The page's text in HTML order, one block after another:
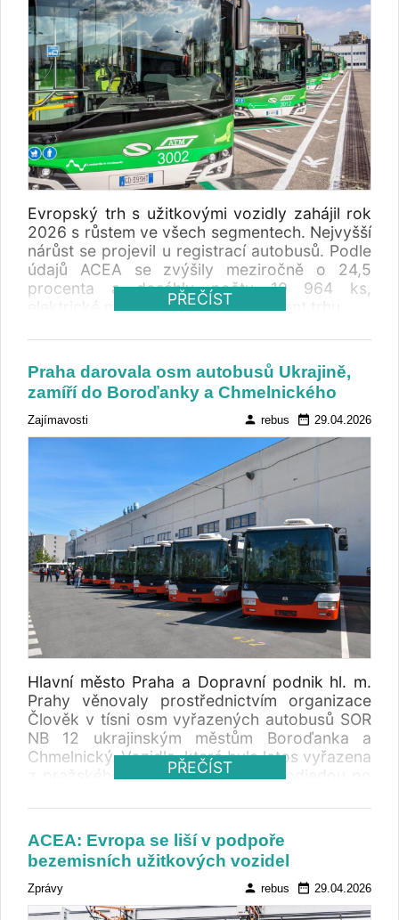
Evropský trh s užitkovými vozidly zahájil rok
2026 s růstem ve všech segmentech. Nejvyšší
nárůst se projevil u registrací autobusů. Podle
údajů ACEA se zvýšily meziročně o 24,5
procenta a dosáhly počtu 10 964 ks,
elektrické modely tvořily 21,8 procent trhu.
PŘEČÍST
Praha darovala osm autobusů Ukrajině,
zamíří do Boroďanky a Chmelnického
Zajímavosti person rebus date_range 29.04.2026
Hlavní město Praha a Dopravní podnik hl. m.
Prahy věnovaly prostřednictvím organizace
Člověk v tísni osm vyřazených autobusů SOR
NB 12 ukrajinským městům Boroďanka a
Chmelnický. Vozidla, která byla letos vyřazena
z pražského provozu na Ukrajinu odjedou po
PŘEČÍST
ACEA: Evropa se liší v podpoře
bezemisních užitkových vozidel
Zprávy person rebus date_range 29.04.2026